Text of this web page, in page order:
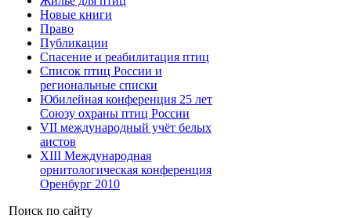
Новые книги
Право
Публикации
Спасение и реабилитация птиц
Список птиц России и
региональные списки
Юбилейная конференция 25 лет
Союзу охраны птиц России
VII международный учёт белых
аистов
XIII Международная
орнитологическая конференция
Оренбург 2010
Поиск по сайту